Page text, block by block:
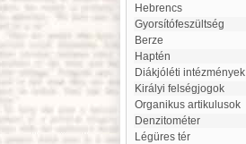
Hebrencs
gyorsítófeszültség
Berze
haptén
Diákjóléti intézmények
Királyi felségjogok
Organikus artikulusok
denzitométer
Légüres tér